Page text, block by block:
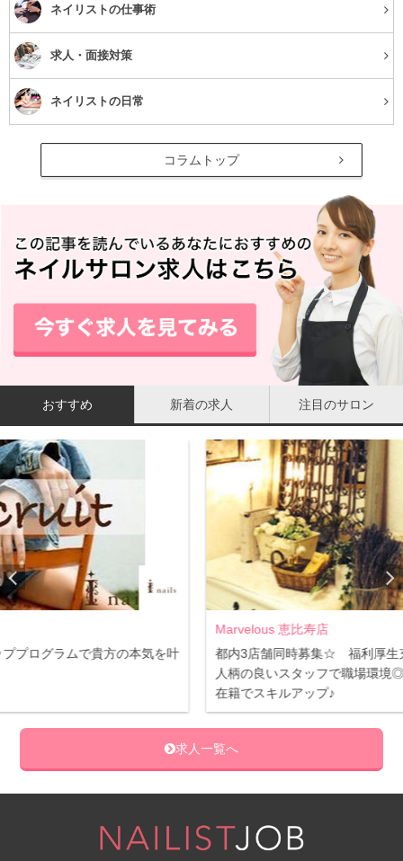
事に考えたい。
（写真）取締役兼エリア統括マネージャーの森島さん
まずお話をお伺いしたのは、この横浜店の立ち上げ時から
の店長でまさにこの店の礎を築き上げたという森島さん
（現在は取締役兼エリア統括マネージャー）。
現在の店の方針や、方向性をお聞きするのにも、ぜひ
今までのお店の軌跡を少しお聞かせください。
森島：はい、実は以前、私は某大手ネイルサロンの店長と
して比較的安定したキャリアを築いていたこともあるんで
す。ただ、この当時の会社は、肩書きだけで決められたこ
としかできなかったんですね、その先がどうしても見えな
かった。「次は絶対に自分で責任を持ってやれるお店、そ
してしっかりと経営側にまで踏み込んで、ネイリストとし
て絶対長く続くようなお店作りから関わりたい」という覚
悟のような想いを持って、この店のオープニングスタッフ
ピート率も増え、売上げとして結果がついてきたときには
本当に嬉しかったですね。その中で、意識的に会社にも都
ネイリストの仕事術
求人・面接対策
ネイリストの日常
コラムトップ
おすすめ 新着の求人 注目のサロン
叶
都内3店舗同時募集☆ 福利厚生充実で安心♪
人柄の良いスタッフで職場環境◎ JNA認定講師
☆未
研
求人一覧へ